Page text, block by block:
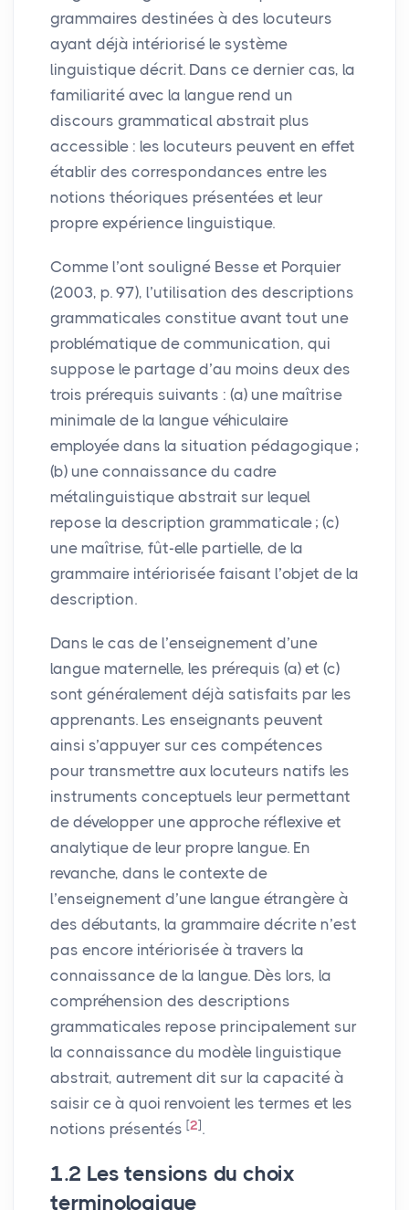
grammaires destinées à des locuteurs
ayant déjà intériorisé le système
linguistique décrit. Dans ce dernier cas, la
familiarité avec la langue rend un
discours grammatical abstrait plus
accessible : les locuteurs peuvent en effet
établir des correspondances entre les
notions théoriques présentées et leur
propre expérience linguistique.
Comme l’ont souligné Besse et Porquier
(2003, p. 97), l’utilisation des descriptions
grammaticales constitue avant tout une
problématique de communication, qui
suppose le partage d’au moins deux des
trois prérequis suivants : (a) une maîtrise
minimale de la langue véhiculaire
employée dans la situation pédagogique ;
(b) une connaissance du cadre
métalinguistique abstrait sur lequel
repose la description grammaticale ; (c)
une maîtrise, fût-elle partielle, de la
grammaire intériorisée faisant l’objet de la
description.
Dans le cas de l’enseignement d’une
langue maternelle, les prérequis (a) et (c)
sont généralement déjà satisfaits par les
apprenants. Les enseignants peuvent
ainsi s’appuyer sur ces compétences
pour transmettre aux locuteurs natifs les
instruments conceptuels leur permettant
de développer une approche réflexive et
analytique de leur propre langue. En
revanche, dans le contexte de
l’enseignement d’une langue étrangère à
des débutants, la grammaire décrite n’est
pas encore intériorisée à travers la
connaissance de la langue. Dès lors, la
compréhension des descriptions
grammaticales repose principalement sur
la connaissance du modèle linguistique
abstrait, autrement dit sur la capacité à
saisir ce à quoi renvoient les termes et les
notions présentés [2] .
1.2 Les tensions du choix
terminologique